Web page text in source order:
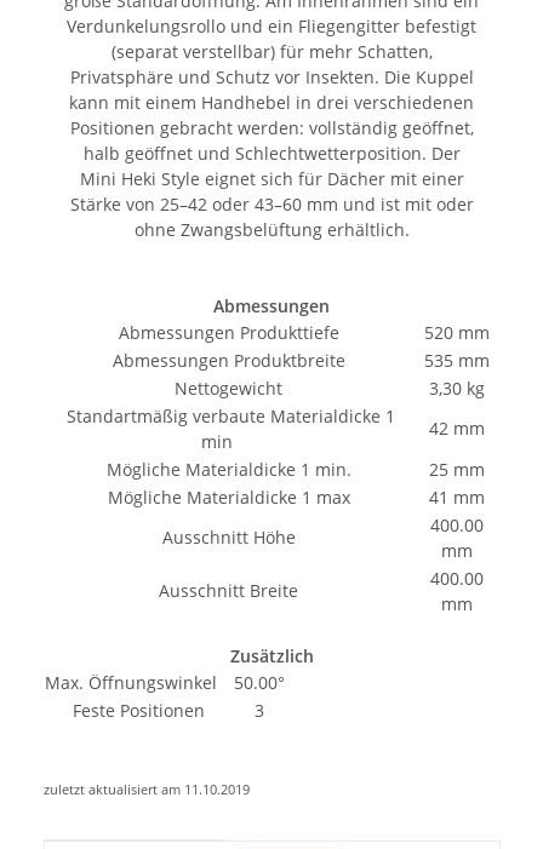
Verdunkelungsrollo und ein Fliegengitter befestigt
(separat verstellbar) für mehr Schatten,
Privatsphäre und Schutz vor Insekten. Die Kuppel
kann mit einem Handhebel in drei verschiedenen
Positionen gebracht werden: vollständig geöffnet,
halb geöffnet und Schlechtwetterposition. Der
Mini Heki Style eignet sich für Dächer mit einer
Stärke von 25–42 oder 43–60 mm und ist mit oder
ohne Zwangsbelüftung erhältlich.
Abmessungen
Abmessungen Produkttiefe
520 mm
Abmessungen Produktbreite
535 mm
Nettogewicht
3,30 kg
Standartmäßig verbaute Materialdicke 1
min
42 mm
Mögliche Materialdicke 1 min.
25 mm
Mögliche Materialdicke 1 max
41 mm
Ausschnitt Höhe
400.00
mm
Ausschnitt Breite
400.00
mm
Zusätzlich
Max. Öffnungswinkel
50.00°
Feste Positionen
3
zuletzt aktualisiert am 11.10.2019